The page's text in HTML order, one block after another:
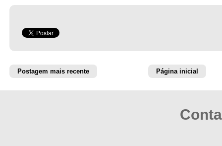
Postagem mais recente Página inicial